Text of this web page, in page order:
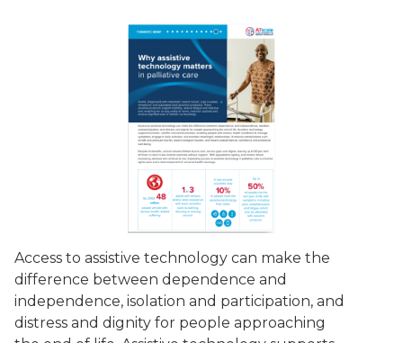
Access to assistive technology can make the
difference between dependence and
independence, isolation and participation, and
distress and dignity for people approaching